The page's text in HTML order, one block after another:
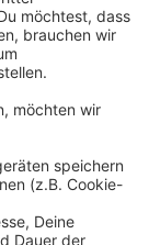
von Bund
sagte